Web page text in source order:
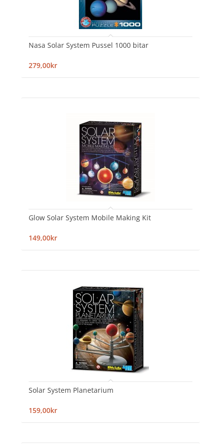
Nasa Solar System Pussel 1000 bitar
279,00kr
Glow Solar System Mobile Making Kit
149,00kr
Solar System Planetarium
159,00kr